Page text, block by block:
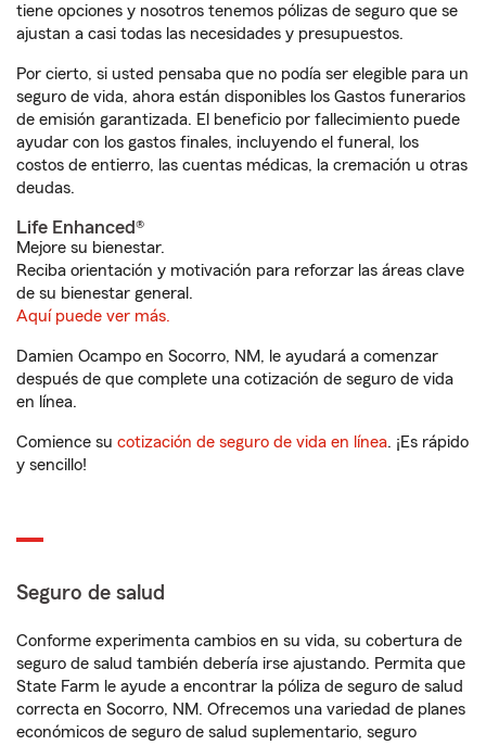
tiene opciones y nosotros tenemos pólizas de seguro que se
ajustan a casi todas las necesidades y presupuestos.
Por cierto, si usted pensaba que no podía ser elegible para un
seguro de vida, ahora están disponibles los Gastos funerarios
de emisión garantizada. El beneficio por fallecimiento puede
ayudar con los gastos finales, incluyendo el funeral, los
costos de entierro, las cuentas médicas, la cremación u otras
deudas.
Life Enhanced®
Mejore su bienestar.
Reciba orientación y motivación para reforzar las áreas clave
de su bienestar general.
Aquí puede ver más.
Damien Ocampo en Socorro, NM, le ayudará a comenzar
después de que complete una cotización de seguro de vida
en línea.
Comience su cotización de seguro de vida en línea. ¡Es rápido
y sencillo!
Seguro de salud
Conforme experimenta cambios en su vida, su cobertura de
seguro de salud también debería irse ajustando. Permita que
State Farm le ayude a encontrar la póliza de seguro de salud
correcta en Socorro, NM. Ofrecemos una variedad de planes
económicos de seguro de salud suplementario, seguro